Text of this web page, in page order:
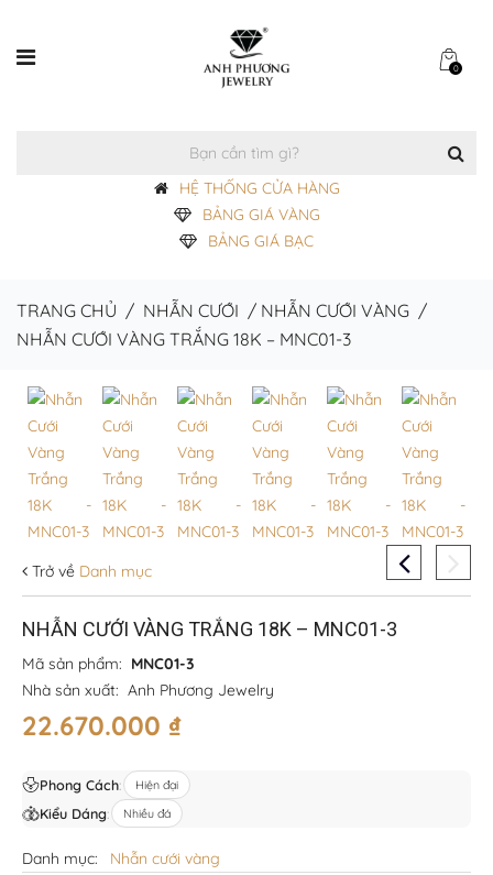
0
HỆ THỐNG CỬA HÀNG
BẢNG GIÁ VÀNG
BẢNG GIÁ BẠC
TRANG CHỦ / NHẪN CƯỚI / NHẪN CƯỚI VÀNG /
NHẪN CƯỚI VÀNG TRẮNG 18K – MNC01-3
Trở về Danh mục
NHẪN CƯỚI VÀNG TRẮNG 18K – MNC01-3
Mã sản phẩm: MNC01-3
Nhà sản xuất: Anh Phương Jewelry
22.670.000 ₫
Phong Cách: Hiện đại
Kiểu Dáng: Nhiều đá
Danh mục:
Nhẫn cưới vàng